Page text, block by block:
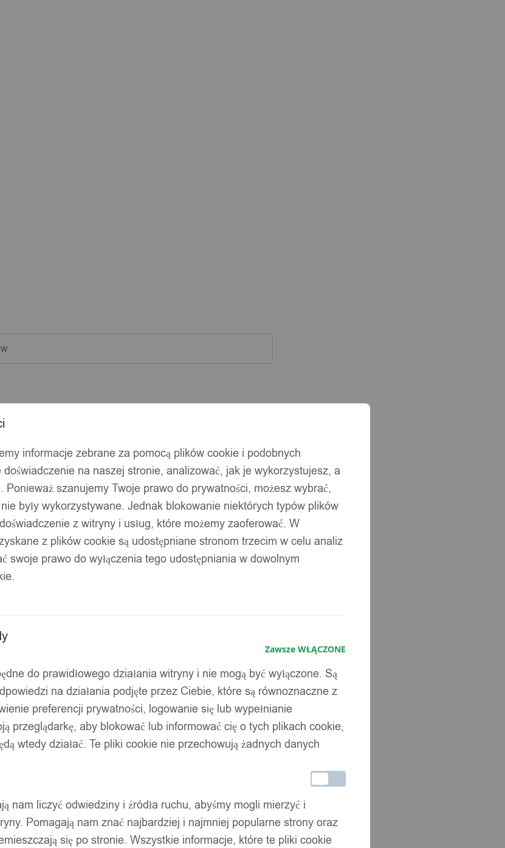
30 SZTUK Organizer
informacje zebrane za pomocą plików cookie i podobnych
na naszej stronie, analizować, jak je wykorzystujesz, a
szanujemy Twoje prawo do prywatności, możesz wybrać,
były wykorzystywane. Jednak blokowanie niektórych typów plików
z witryny i usług, które możemy zaoferować. W
z plików cookie są udostępniane stronom trzecim w celu analiz
swoje prawo do wyłączenia tego udostępniania w dowolnym
Zawsze WŁĄCZONE
do prawidłowego działania witryny i nie mogą być wyłączone. Są
na działania podjęte przez Ciebie, które są równoznaczne z
preferencji prywatności, logowanie się lub wypełnianie
przeglądarkę, aby blokować lub informować cię o tych plikach cookie,
wtedy działać. Te pliki cookie nie przechowują żadnych danych
nam liczyć odwiedziny i źródła ruchu, abyśmy mogli mierzyć i
Pomagają nam znać najbardziej i najmniej popularne strony oraz
się po stronie. Wszystkie informacje, które te pliki cookie